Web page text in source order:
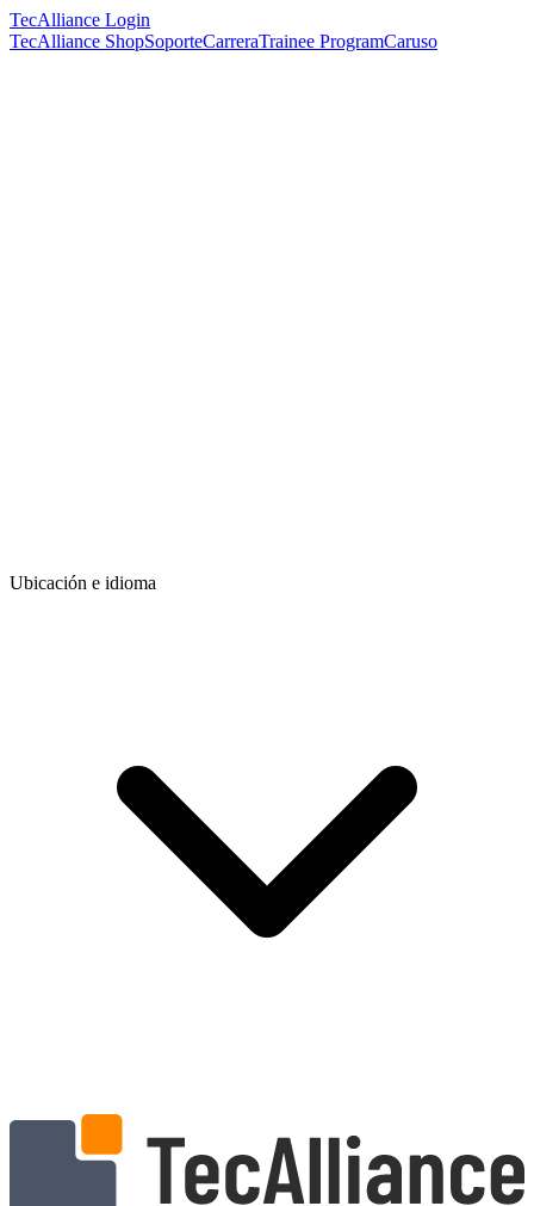
TecAlliance Login
TecAlliance ShopSoporteCarreraTrainee ProgramCaruso
Ubicación e idioma